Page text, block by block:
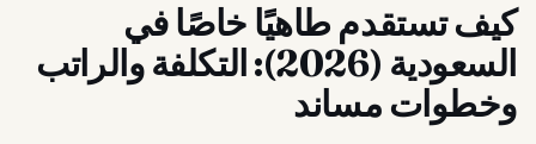
كيف تستقدم طاهيًا خاصًا في
السعودية (2026): التكلفة والراتب
وخطوات مساند